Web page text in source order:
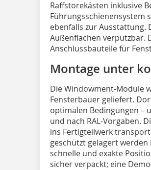
Raffstorekästen inklusive
Führungsschienensystem
ebenfalls zur Ausstattung.
Außenflächen verputzbar.
Anschlussbauteile für
Montage unter
Die Windowment-Module
Fensterbauer geliefert.
optimalen Bedingungen –
und nach RAL-Vorgaben.
ins Fertigteilwerk
geschützt gelagert
schnelle und exakte
sicher verpackt; eine